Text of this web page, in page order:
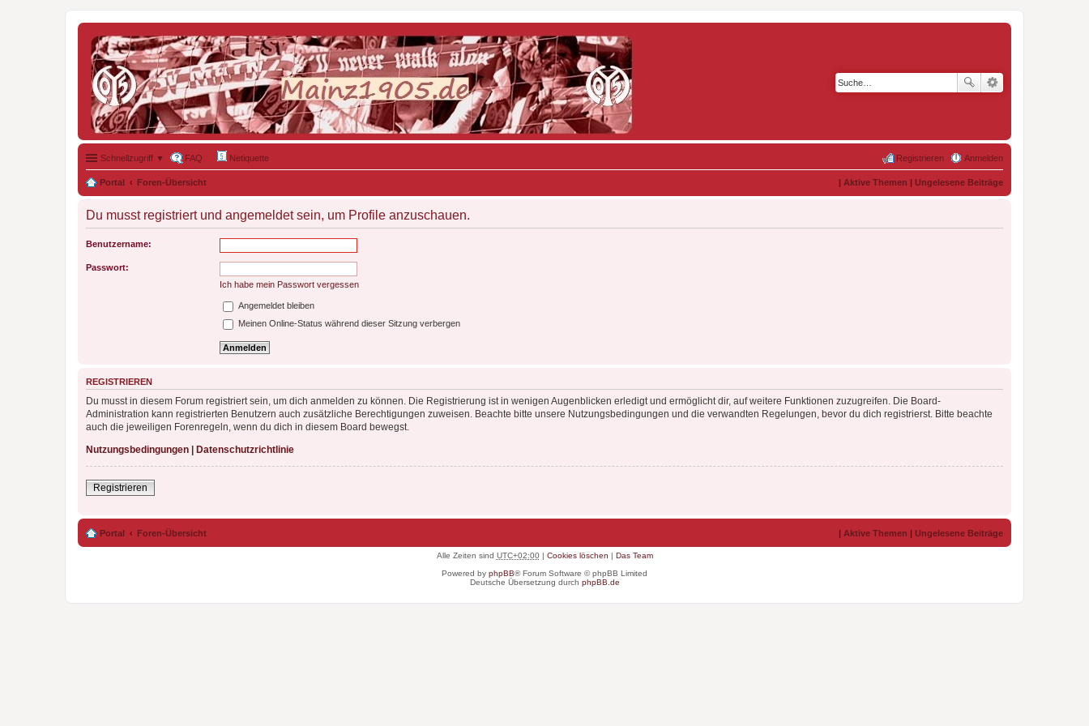
Schnellzugriff ▼ FAQ Netiquette Anmelden
Registrieren
Portal Foren-Übersicht | Aktive Themen | Ungelesene Beiträge
Du musst registriert und angemeldet sein, um Profile anzuschauen.
Benutzername:
Passwort:
Ich habe mein Passwort vergessen
Angemeldet bleiben
Meinen Online-Status während dieser Sitzung verbergen
REGISTRIEREN
Du musst in diesem Forum registriert sein, um dich anmelden zu können. Die Registrierung ist in wenigen Augenblicken erledigt und ermöglicht dir, auf weitere Funktionen zuzugreifen. Die Board-
Administration kann registrierten Benutzern auch zusätzliche Berechtigungen zuweisen. Beachte bitte unsere Nutzungsbedingungen und die verwandten Regelungen, bevor du dich registrierst. Bitte beachte
auch die jeweiligen Forenregeln, wenn du dich in diesem Board bewegst.
Nutzungsbedingungen | Datenschutzrichtlinie
Registrieren
Portal Foren-Übersicht | Aktive Themen | Ungelesene Beiträge
Alle Zeiten sind UTC+02:00| Cookies löschen | Das Team
Powered by phpBB® Forum Software © phpBB Limited
Deutsche Übersetzung durch phpBB.de